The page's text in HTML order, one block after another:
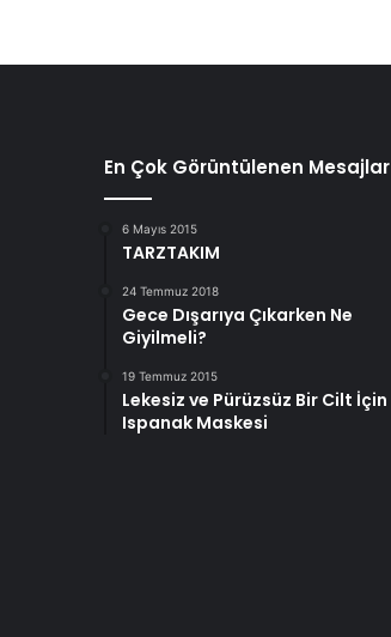
En Çok Görüntülenen Mesajlar
6 Mayıs 2015
TARZTAKIM
24 Temmuz 2018
Gece Dışarıya Çıkarken Ne
Giyilmeli?
19 Temmuz 2015
Lekesiz ve Pürüzsüz Bir Cilt İçin
Ispanak Maskesi